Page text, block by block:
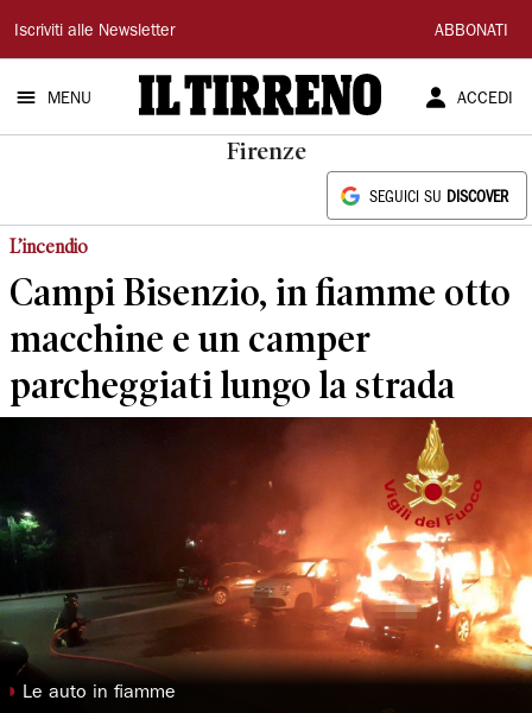
Il
Tirreno
Iscriviti alle Newsletter ABBONATI
MENU ACCEDI
Firenze
SEGUICI SU DISCOVER
L’incendio
Campi Bisenzio, in fiamme otto
macchine e un camper
parcheggiati lungo la strada
◗ Le auto in fiamme